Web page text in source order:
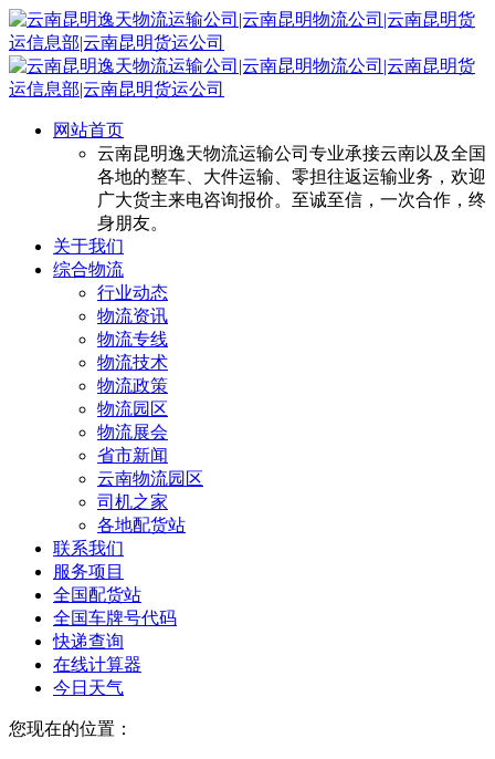
网站首页
云南昆明逸天物流运输公司专业承接云南以及全国
各地的整车、大件运输、零担往返运输业务，欢迎
广大货主来电咨询报价。至诚至信，一次合作，终
身朋友。
关于我们
综合物流
行业动态
物流资讯
物流专线
物流技术
物流政策
物流园区
物流展会
省市新闻
云南物流园区
司机之家
各地配货站
联系我们
服务项目
全国配货站
全国车牌号代码
快递查询
在线计算器
今日天气
您现在的位置：